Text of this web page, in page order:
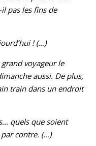
pas les fins de
! (…)
voyageur le
aussi. De plus,
train dans un endroit
quels que soient
par contre. (…)